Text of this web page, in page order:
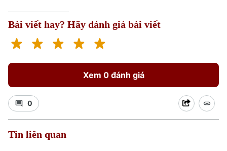
Bài viết hay? Hãy đánh giá bài viết
Xem 0 đánh giá
0
Tin liên quan